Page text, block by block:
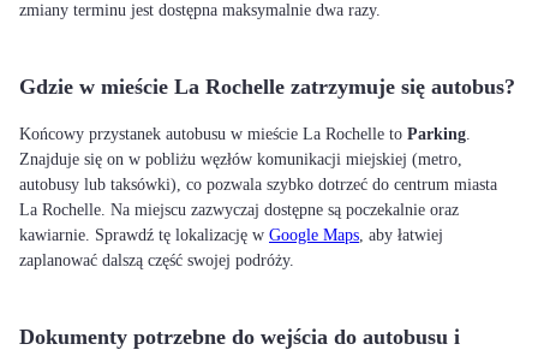
zmiany terminu jest dostępna maksymalnie dwa razy.
Gdzie w mieście La Rochelle zatrzymuje się autobus?
Końcowy przystanek autobusu w mieście La Rochelle to Parking.
Znajduje się on w pobliżu węzłów komunikacji miejskiej (metro,
autobusy lub taksówki), co pozwala szybko dotrzeć do centrum miasta
La Rochelle. Na miejscu zazwyczaj dostępne są poczekalnie oraz
kawiarnie. Sprawdź tę lokalizację w Google Maps, aby łatwiej
zaplanować dalszą część swojej podróży.
Dokumenty potrzebne do wejścia do autobusu i